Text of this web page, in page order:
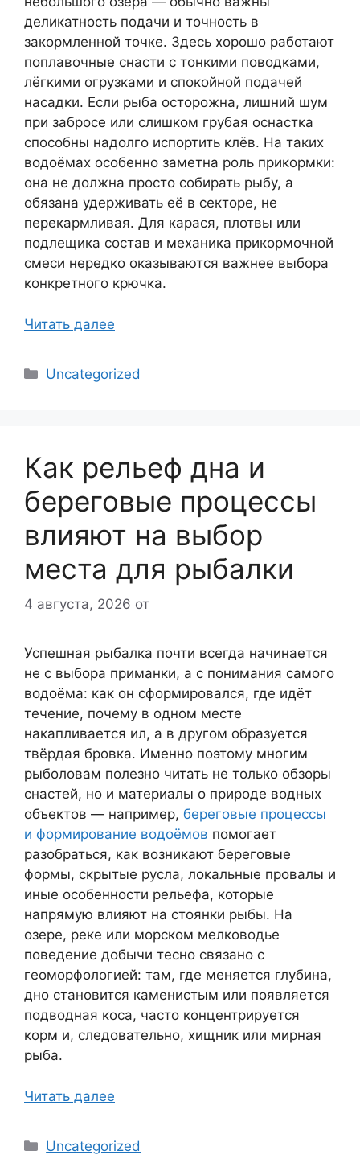
деликатность подачи и точность в
закормленной точке. Здесь хорошо работают
поплавочные снасти с тонкими поводками,
лёгкими огрузками и спокойной подачей
насадки. Если рыба осторожна, лишний шум
при забросе или слишком грубая оснастка
способны надолго испортить клёв. На таких
водоёмах особенно заметна роль прикормки:
она не должна просто собирать рыбу, а
обязана удерживать её в секторе, не
перекармливая. Для карася, плотвы или
подлещика состав и механика прикормочной
смеси нередко оказываются важнее выбора
конкретного крючка.
Читать далее
Рубрики
Uncategorized
Как рельеф дна и
береговые процессы
влияют на выбор
места для рыбалки
4 августа, 2026 от
Успешная рыбалка почти всегда начинается
не с выбора приманки, а с понимания самого
водоёма: как он сформировался, где идёт
течение, почему в одном месте
накапливается ил, а в другом образуется
твёрдая бровка. Именно поэтому многим
рыболовам полезно читать не только обзоры
снастей, но и материалы о природе водных
объектов — например, береговые процессы
и формирование водоёмов помогает
разобраться, как возникают береговые
формы, скрытые русла, локальные провалы и
иные особенности рельефа, которые
напрямую влияют на стоянки рыбы. На
озере, реке или морском мелководье
поведение добычи тесно связано с
геоморфологией: там, где меняется глубина,
дно становится каменистым или появляется
подводная коса, часто концентрируется
корм и, следовательно, хищник или мирная
рыба.
Читать далее
Рубрики
Uncategorized